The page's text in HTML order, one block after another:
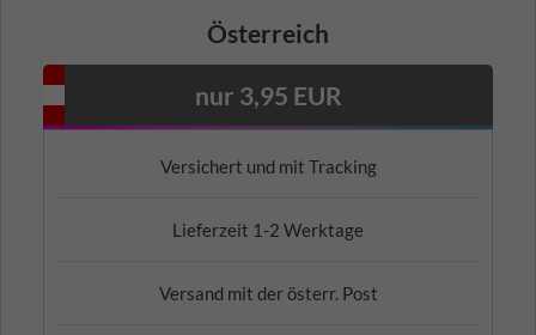
Österreich
nur 3,95 EUR
Versichert und mit Tracking
Lieferzeit 1-2 Werktage
Versand mit der österr. Post